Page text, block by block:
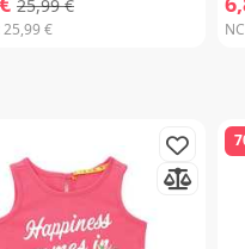
25,99 €
25,99 €